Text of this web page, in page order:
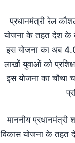
प्रधानमंत्री रेल
योजना के तहत देश के
इस योजना का अब
लाखों युवाओं को
इस योजना का चौथा
माननीय प्रधानमंत्री
विकास योजना के तहत